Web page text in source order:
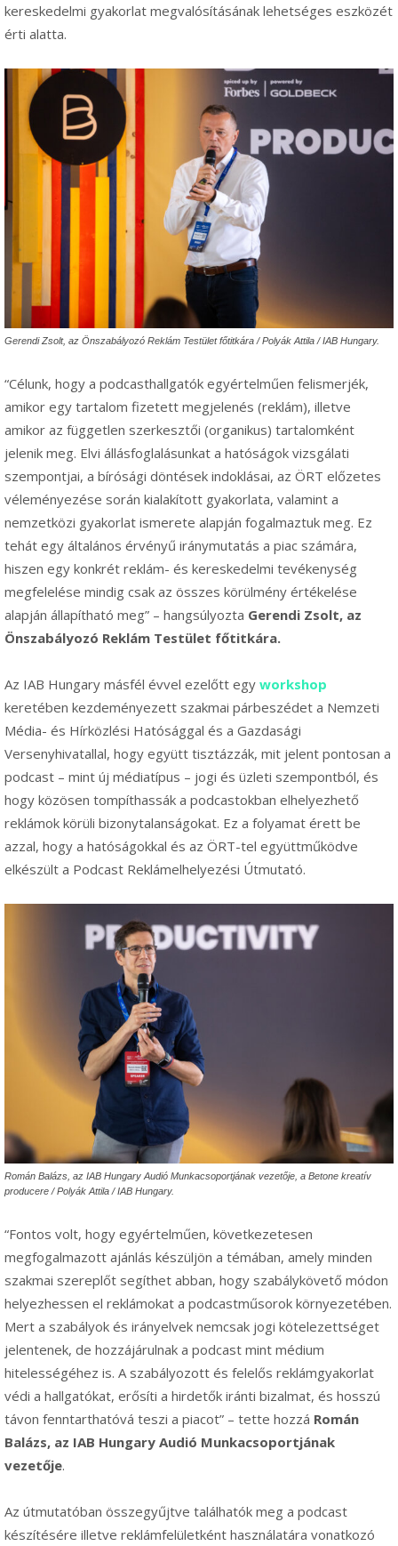
kereskedelmi gyakorlat megvalósításának lehetséges eszközét
érti alatta.
Gerendi Zsolt, az Önszabályozó Reklám Testület főtitkára / Polyák Attila / IAB Hungary.
“Célunk, hogy a podcasthallgatók egyértelműen felismerjék,
amikor egy tartalom fizetett megjelenés (reklám), illetve
amikor az független szerkesztői (organikus) tartalomként
jelenik meg. Elvi állásfoglalásunkat a hatóságok vizsgálati
szempontjai, a bírósági döntések indoklásai, az ÖRT előzetes
véleményezése során kialakított gyakorlata, valamint a
nemzetközi gyakorlat ismerete alapján fogalmaztuk meg. Ez
tehát egy általános érvényű iránymutatás a piac számára,
hiszen egy konkrét reklám- és kereskedelmi tevékenység
megfelelése mindig csak az összes körülmény értékelése
alapján állapítható meg” – hangsúlyozta Gerendi Zsolt, az
Önszabályozó Reklám Testület főtitkára.
Az IAB Hungary másfél évvel ezelőtt egy workshop
keretében kezdeményezett szakmai párbeszédet a Nemzeti
Média- és Hírközlési Hatósággal és a Gazdasági
Versenyhivatallal, hogy együtt tisztázzák, mit jelent pontosan a
podcast – mint új médiatípus – jogi és üzleti szempontból, és
hogy közösen tompíthassák a podcastokban elhelyezhető
reklámok körüli bizonytalanságokat. Ez a folyamat érett be
azzal, hogy a hatóságokkal és az ÖRT-tel együttműködve
elkészült a Podcast Reklámelhelyezési Útmutató.
Román Balázs, az IAB Hungary Audió Munkacsoportjának vezetője, a Betone kreatív
producere / Polyák Attila / IAB Hungary.
“Fontos volt, hogy egyértelműen, következetesen
megfogalmazott ajánlás készüljön a témában, amely minden
szakmai szereplőt segíthet abban, hogy szabálykövető módon
helyezhessen el reklámokat a podcastműsorok környezetében.
Mert a szabályok és irányelvek nemcsak jogi kötelezettséget
jelentenek, de hozzájárulnak a podcast mint médium
hitelességéhez is. A szabályozott és felelős reklámgyakorlat
védi a hallgatókat, erősíti a hirdetők iránti bizalmat, és hosszú
távon fenntarthatóvá teszi a piacot” – tette hozzá Román
Balázs, az IAB Hungary Audió Munkacsoportjának
vezetője.
Az útmutatóban összegyűjtve találhatók meg a podcast
készítésére illetve reklámfelületként használatára vonatkozó